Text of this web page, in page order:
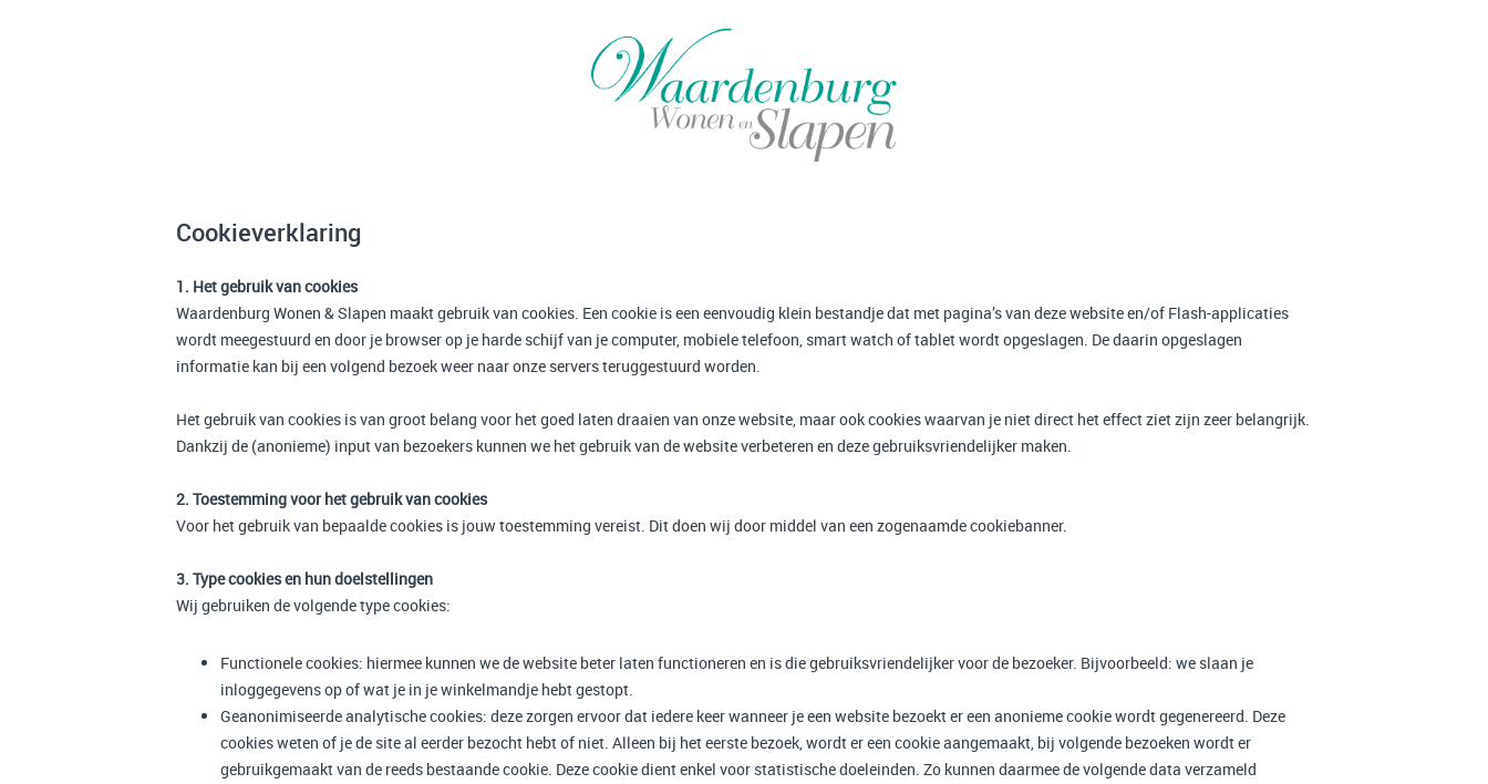
Cookieverklaring
1. Het gebruik van cookies
Waardenburg Wonen & Slapen maakt gebruik van cookies. Een cookie is een eenvoudig klein bestandje dat met pagina’s van deze website en/of Flash-applicaties
wordt meegestuurd en door je browser op je harde schijf van je computer, mobiele telefoon, smart watch of tablet wordt opgeslagen. De daarin opgeslagen
informatie kan bij een volgend bezoek weer naar onze servers teruggestuurd worden.
Het gebruik van cookies is van groot belang voor het goed laten draaien van onze website, maar ook cookies waarvan je niet direct het effect ziet zijn zeer belangrijk.
Dankzij de (anonieme) input van bezoekers kunnen we het gebruik van de website verbeteren en deze gebruiksvriendelijker maken.
2. Toestemming voor het gebruik van cookies
Voor het gebruik van bepaalde cookies is jouw toestemming vereist. Dit doen wij door middel van een zogenaamde cookiebanner.
3. Type cookies en hun doelstellingen
Wij gebruiken de volgende type cookies:
Functionele cookies: hiermee kunnen we de website beter laten functioneren en is die gebruiksvriendelijker voor de bezoeker. Bijvoorbeeld: we slaan je
inloggegevens op of wat je in je winkelmandje hebt gestopt.
Geanonimiseerde analytische cookies: deze zorgen ervoor dat iedere keer wanneer je een website bezoekt er een anonieme cookie wordt gegenereerd. Deze
cookies weten of je de site al eerder bezocht hebt of niet. Alleen bij het eerste bezoek, wordt er een cookie aangemaakt, bij volgende bezoeken wordt er
gebruikgemaakt van de reeds bestaande cookie. Deze cookie dient enkel voor statistische doeleinden. Zo kunnen daarmee de volgende data verzameld